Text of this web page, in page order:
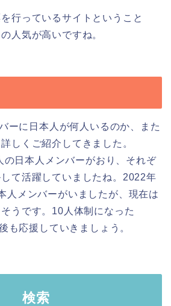
行っているサイトということ
人気が高いですね。
ーに日本人が何人いるのか、また
しくご紹介してきました。
日本人メンバーがおり、それぞ
て活躍していましたね。2022年
人メンバーがいましたが、現在は
うです。10人体制になった
も応援していきましょう。
検索